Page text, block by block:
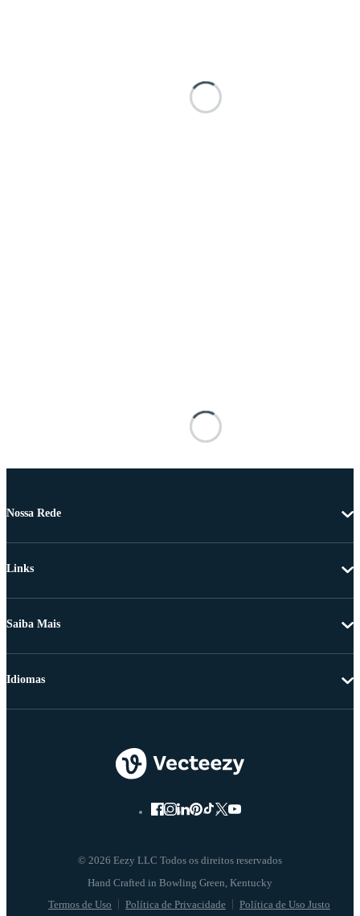
Nossa Rede
Links
Saiba Mais
© 2026 Eezy LLC Todos os direitos reservados
Termos de Uso Política de Privacidade Política de Uso Justo
Idiomas